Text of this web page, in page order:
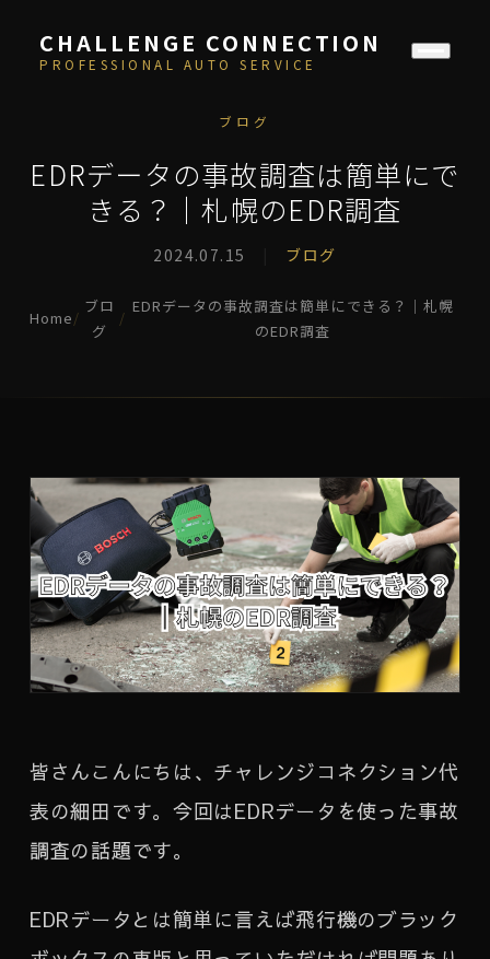
CHALLENGE CONNECTION
PROFESSIONAL AUTO SERVICE
ブログ
EDRデータの事故調査は簡単にで
きる？｜札幌のEDR調査
2024.07.15 ブログ
Home/
ブロ
グ
/
EDRデータの事故調査は簡単にできる？｜札幌
のEDR調査
皆さんこんにちは、チャレンジコネクション代
表の細田です。今回はEDRデータを使った事故
調査の話題です。
EDRデータとは簡単に言えば飛行機のブラック